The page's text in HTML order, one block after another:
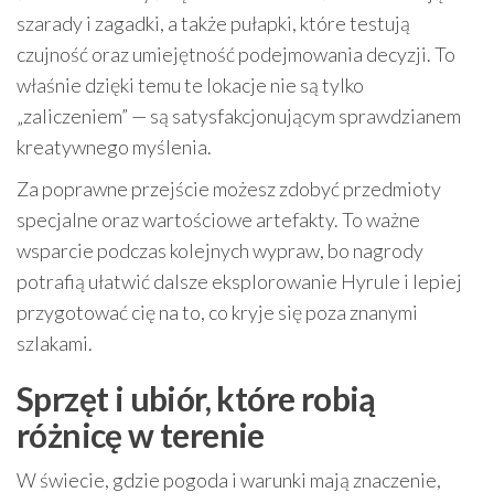
szarady i zagadki, a także pułapki, które testują
czujność oraz umiejętność podejmowania decyzji. To
właśnie dzięki temu te lokacje nie są tylko
„zaliczeniem” — są satysfakcjonującym sprawdzianem
kreatywnego myślenia.
Za poprawne przejście możesz zdobyć przedmioty
specjalne oraz wartościowe artefakty. To ważne
wsparcie podczas kolejnych wypraw, bo nagrody
potrafią ułatwić dalsze eksplorowanie Hyrule i lepiej
przygotować cię na to, co kryje się poza znanymi
szlakami.
Sprzęt i ubiór, które robią
różnicę w terenie
W świecie, gdzie pogoda i warunki mają znaczenie,